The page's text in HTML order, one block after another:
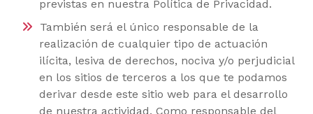
previstas en nuestra Política de Privacidad.
También será el único responsable de la
realización de cualquier tipo de actuación
ilícita, lesiva de derechos, nociva y/o perjudicial
en los sitios de terceros a los que te podamos
derivar desde este sitio web para el desarrollo
de nuestra actividad. Como responsable del